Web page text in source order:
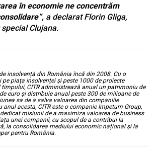
în economie ne concentrăm
a declarat Florin Gliga,
Clujana.
insolvență din România încă din 2008. Cu o
pe piața insolvenței și peste 1000 de proiecte
CITR administrează anual un patrimoniu de
euro și distribuie anual peste 300 de milioane de
sa de a salva valoarea din companiile
anul acesta, CITR este o companie Impetum Group,
misiunii de a maximiza valoarea de business
unei companii, cu scopul de a contribui la
la consolidarea mediului economic național și la
pentru România.